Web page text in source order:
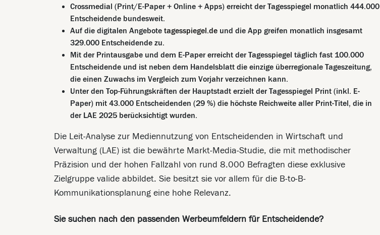
Crossmedial (Print/E-Paper + Online + Apps) erreicht der Tagesspiegel monatlich 444.000
Entscheidende bundesweit.
Auf die digitalen Angebote tagesspiegel.de und die App greifen monatlich insgesamt
329.000 Entscheidende zu.
Mit der Printausgabe und dem E-Paper erreicht der Tagesspiegel täglich fast 100.000
Entscheidende und ist neben dem Handelsblatt die einzige überregionale Tageszeitung,
die einen Zuwachs im Vergleich zum Vorjahr verzeichnen kann.
Unter den Top-Führungskräften der Hauptstadt erzielt der Tagesspiegel Print (inkl. E-
Paper) mit 43.000 Entscheidenden (29 %) die höchste Reichweite aller Print-Titel, die in
der LAE 2025 berücksichtigt wurden.
Die Leit-Analyse zur Mediennutzung von Entscheidenden in Wirtschaft und
Verwaltung (LAE) ist die bewährte Markt-Media-Studie, die mit methodischer
Präzision und der hohen Fallzahl von rund 8.000 Befragten diese exklusive
Zielgruppe valide abbildet. Sie besitzt sie vor allem für die B-to-B-
Kommunikationsplanung eine hohe Relevanz.
Sie suchen nach den passenden Werbeumfeldern für Entscheidende?